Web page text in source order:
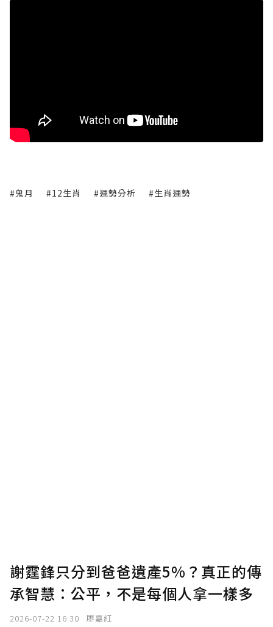
#鬼月 #12生肖 #運勢分析 #生肖運勢
謝霆鋒只分到爸爸遺產5%？真正的傳
承智慧：公平，不是每個人拿一樣多
2026-07-22 16:30 廖嘉紅